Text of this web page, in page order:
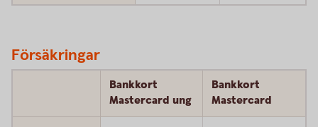
Försäkringar
Bankkort
Mastercard ung
Bankkort
Mastercard